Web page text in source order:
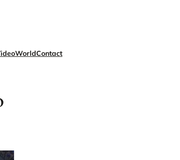
WorldContact